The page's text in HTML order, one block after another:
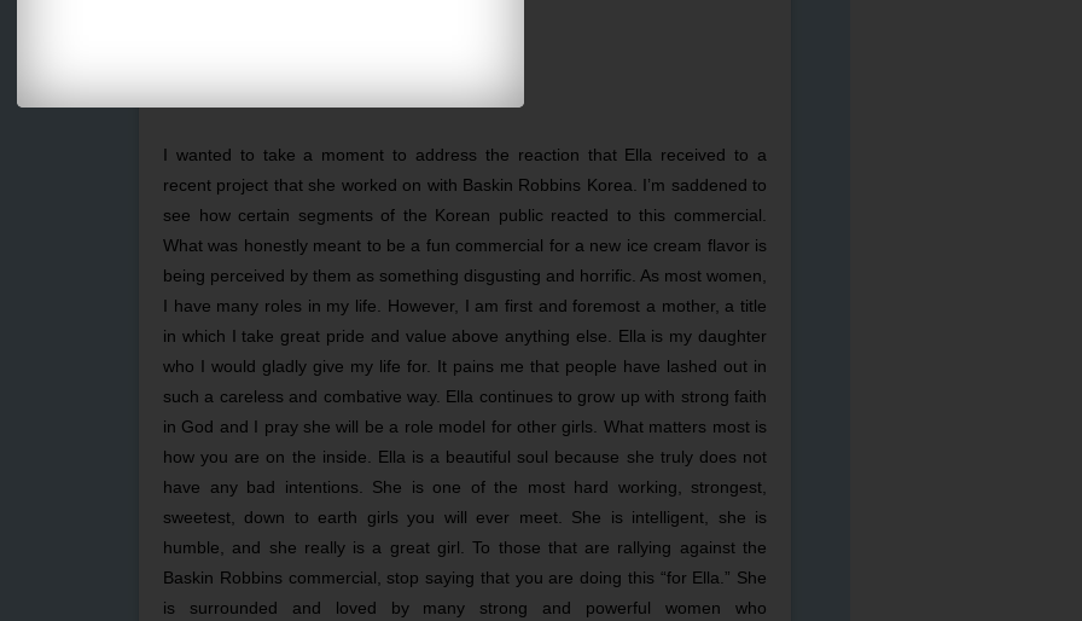
I wanted to take a moment to address the reaction that Ella received to a
recent project that she worked on with Baskin Robbins Korea. I’m saddened to
see how certain segments of the Korean public reacted to this commercial.
What was honestly meant to be a fun commercial for a new ice cream flavor is
being perceived by them as something disgusting and horrific. As most women,
I have many roles in my life. However, I am first and foremost a mother, a title
in which I take great pride and value above anything else. Ella is my daughter
who I would gladly give my life for. It pains me that people have lashed out in
such a careless and combative way. Ella continues to grow up with strong faith
in God and I pray she will be a role model for other girls. What matters most is
how you are on the inside. Ella is a beautiful soul because she truly does not
have any bad intentions. She is one of the most hard working, strongest,
sweetest, down to earth girls you will ever meet. She is intelligent, she is
humble, and she really is a great girl. To those that are rallying against the
Baskin Robbins commercial, stop saying that you are doing this “for Ella.” She
is surrounded and loved by many strong and powerful women who